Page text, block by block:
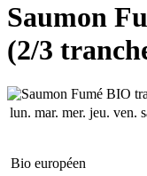
Saumon
(2/3
lun. mar. mer. jeu. ven.
Bio européen